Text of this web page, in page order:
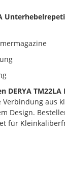
DERYA TM22LA
aus
Design.
für